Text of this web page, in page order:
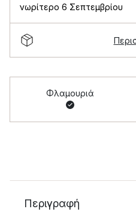
νωρίτερο 6 Σεπτεμβρίου
Φλαμουριά
Περιγραφή